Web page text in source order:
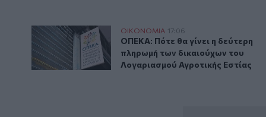
ΟΠΕΚΑ: Πότε θα γίνει η δεύτερη πληρωμή των
ΟΙΚΟΝΟΜΙΑ 17:06
ΟΠΕΚΑ: Πότε θα γίνει η δεύτερη
ΟΠΕΚΑ: Πότε θα γίνει η δεύτερη
πληρωμή των δικαιούχων του
Λογαριασμού Αγροτικής Εστίας